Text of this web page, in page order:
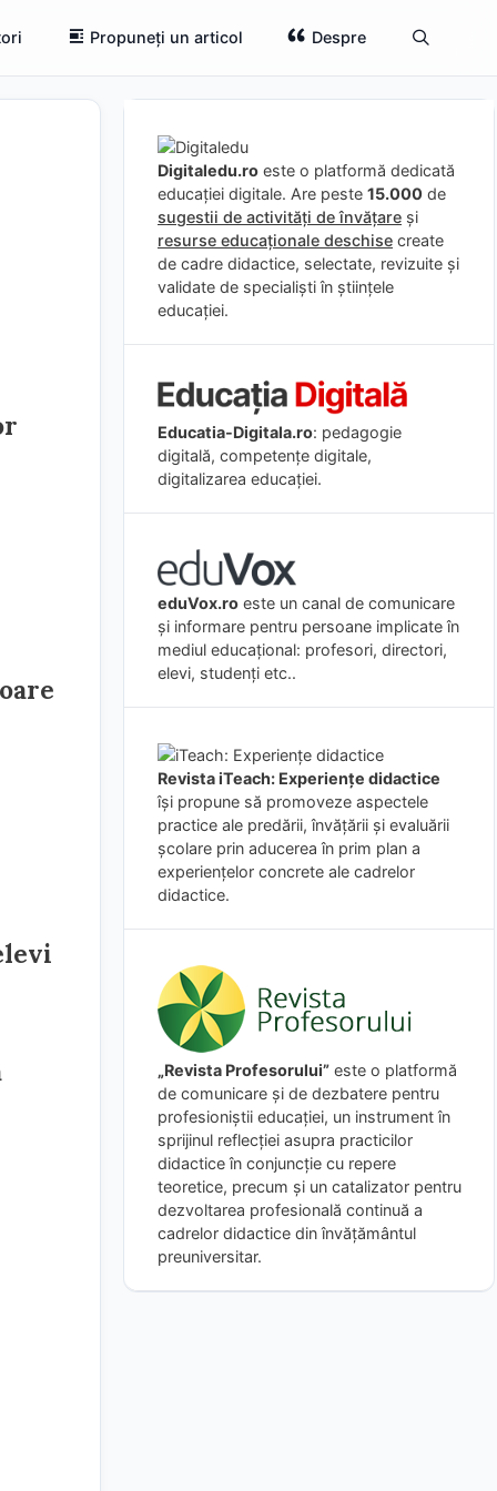
Propuneți un articol Despre
Digitaledu.ro este o platformă dedicată
educației digitale. Are peste 15.000 de
sugestii de activități de învățare și
resurse educaționale deschise create
de cadre didactice, selectate, revizuite și
validate de specialiști în științele
educației.
Educatia-Digitala.ro: pedagogie
digitală, competențe digitale,
digitalizarea educației.
eduVox.ro este un canal de comunicare
și informare pentru persoane implicate în
mediul educațional: profesori, directori,
elevi, studenți etc..
Revista iTeach: Experienţe didactice
îşi propune să promoveze aspectele
practice ale predării, învăţării şi evaluării
şcolare prin aducerea în prim plan a
experienţelor concrete ale cadrelor
didactice.
„Revista Profesorului” este o platformă
de comunicare și de dezbatere pentru
profesioniștii educației, un instrument în
sprijinul reflecției asupra practicilor
didactice în conjuncție cu repere
teoretice, precum și un catalizator pentru
dezvoltarea profesională continuă a
cadrelor didactice din învățământul
preuniversitar.